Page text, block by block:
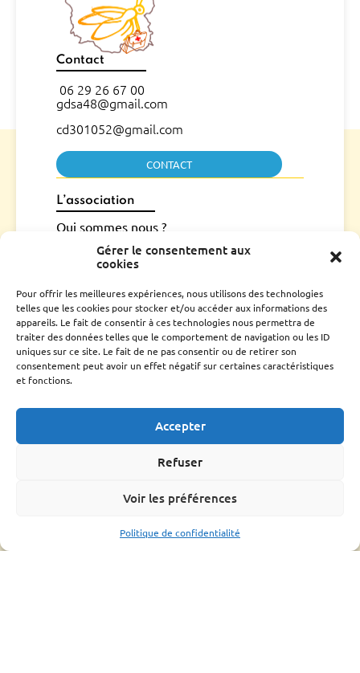
Gérer le consentement aux
cookies
Pour offrir les meilleures expériences, nous utilisons des technologies
telles que les cookies pour stocker et/ou accéder aux informations des
appareils. Le fait de consentir à ces technologies nous permettra de
traiter des données telles que le comportement de navigation ou les ID
uniques sur ce site. Le fait de ne pas consentir ou de retirer son
consentement peut avoir un effet négatif sur certaines caractéristiques
et fonctions.
Accepter
Refuser
Voir les préférences
Politique de confidentialité
Contact
06 29 26 67 00
gdsa48@gmail.com
cd301052@gmail.com
CONTACT
L’association
Qui sommes nous ?
Conseil d’administration
Le rucher école
Adhérer
Techniciens Sanitaires Apicoles
Santé de l’abeille
Le Varroa
FRGDS Occitanie Section Apicole
Fiches sanitaires fnosad
Que-faire ?
Informations pratique
Formations